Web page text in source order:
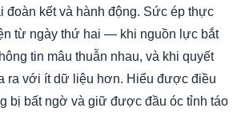
đoàn kết và hành động. Sức ép thực
từ ngày thứ hai — khi nguồn lực bắt
tin mâu thuẫn nhau, và khi quyết
ra với ít dữ liệu hơn. Hiểu được điều
bị bất ngờ và giữ được đầu óc tỉnh táo